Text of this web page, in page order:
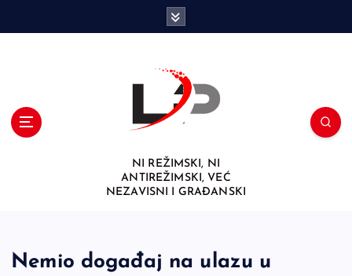
NI REŽIMSKI, NI
ANTIREŽIMSKI, VEĆ
NEZAVISNI I GRAĐANSKI
Nemio događaj na ulazu u